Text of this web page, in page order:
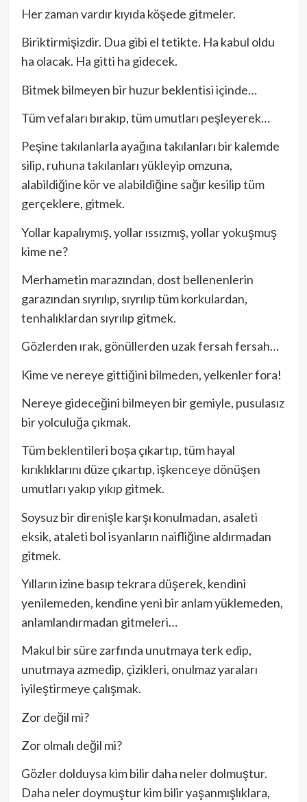
Her zaman vardır kıyıda köşede gitmeler.
Biriktirmişizdir. Dua gibi el tetikte. Ha kabul oldu
ha olacak. Ha gitti ha gidecek.
Bitmek bilmeyen bir huzur beklentisi içinde…
Tüm vefaları bırakıp, tüm umutları peşleyerek…
Peşine takılanlarla ayağına takılanları bir kalemde
silip, ruhuna takılanları yükleyip omzuna,
alabildiğine kör ve alabildiğine sağır kesilip tüm
gerçeklere, gitmek.
Yollar kapalıymış, yollar ıssızmış, yollar yokuşmuş
kime ne?
Merhametin marazından, dost bellenenlerin
garazından sıyrılıp, sıyrılıp tüm korkulardan,
tenhalıklardan sıyrılıp gitmek.
Gözlerden ırak, gönüllerden uzak fersah fersah…
Kime ve nereye gittiğini bilmeden, yelkenler fora!
Nereye gideceğini bilmeyen bir gemiyle, pusulasız
bir yolculuğa çıkmak.
Tüm beklentileri boşa çıkartıp, tüm hayal
kırıklıklarını düze çıkartıp, işkenceye dönüşen
umutları yakıp yıkıp gitmek.
Soysuz bir direnişle karşı konulmadan, asaleti
eksik, ataleti bol isyanların naifliğine aldırmadan
gitmek.
Yılların izine basıp tekrara düşerek, kendini
yenilemeden, kendine yeni bir anlam yüklemeden,
anlamlandırmadan gitmeleri…
Makul bir süre zarfında unutmaya terk edip,
unutmaya azmedip, çizikleri, onulmaz yaraları
iyileştirmeye çalışmak.
Zor değil mi?
Zor olmalı değil mi?
Gözler dolduysa kim bilir daha neler dolmuştur.
Daha neler doymuştur kim bilir yaşanmışlıklara,